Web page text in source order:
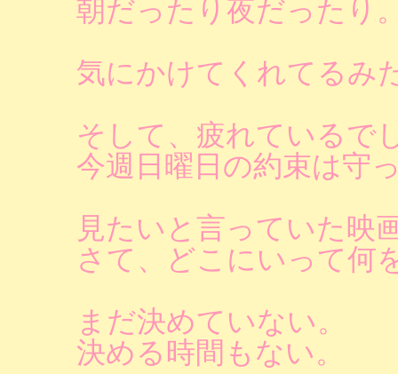
朝だったり夜だったり
気にかけてくれてるみ
そして、疲れているで
今週日曜日の約束は守
見たいと言っていた映
さて、どこにいって何
まだ決めていない。
決める時間もない。